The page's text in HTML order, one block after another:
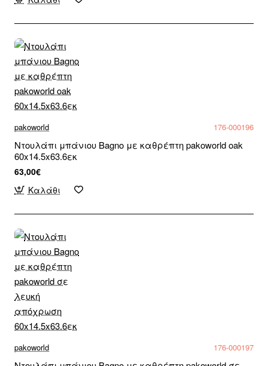
pakoworld 176-000196
Ντουλάπι μπάνιου Bagno με καθρέπτη pakoworld oak
60x14.5x63.6εκ
63,00€
Καλάθι
pakoworld 176-000197